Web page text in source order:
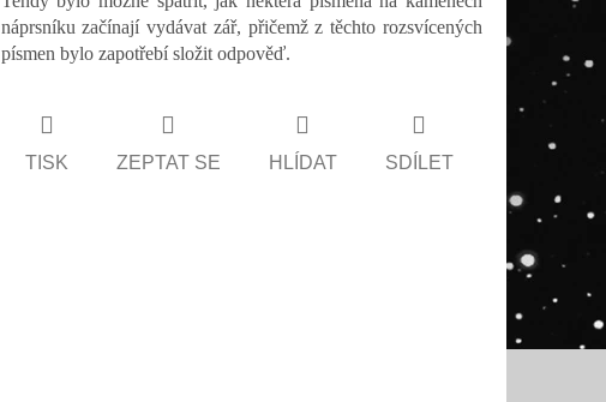
náprsníku začínají vydávat zář, přičemž z těchto rozsvícených
písmen bylo zapotřebí složit odpověď.
TISK ZEPTAT SE HLÍDAT SDÍLET